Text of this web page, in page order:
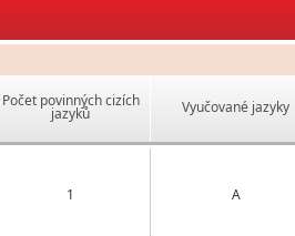
Počet povinných cizích
jazyků Vyučované jazyky
1 A